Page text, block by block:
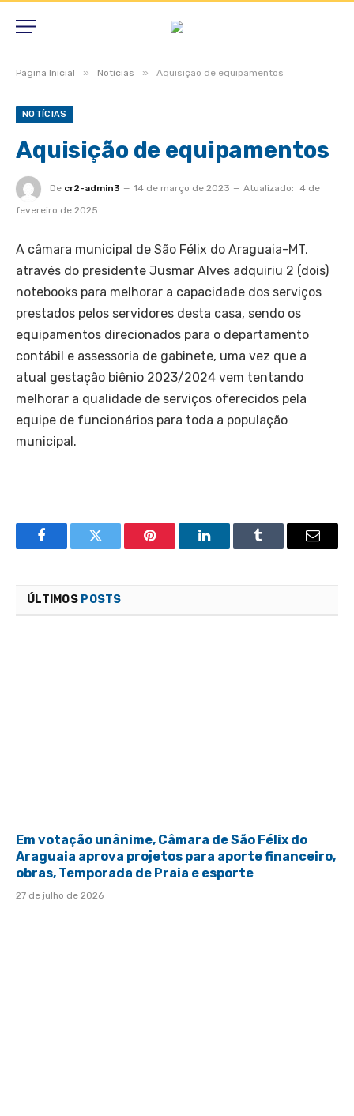
Página Inicial » Notícias » Aquisição de equipamentos
NOTÍCIAS
Aquisição de equipamentos
De cr2-admin3 14 de março de 2023 Atualizado: 4 de
fevereiro de 2025
A câmara municipal de São Félix do Araguaia-MT,
através do presidente Jusmar Alves adquiriu 2 (dois)
notebooks para melhorar a capacidade dos serviços
prestados pelos servidores desta casa, sendo os
equipamentos direcionados para o departamento
contábil e assessoria de gabinete, uma vez que a
atual gestação biênio 2023/2024 vem tentando
melhorar a qualidade de serviços oferecidos pela
equipe de funcionários para toda a população
municipal.
FacebookTwitter Pinterest LinkedInTumblr Email
ÚLTIMOS POSTS
Em votação unânime, Câmara de São Félix do
Araguaia aprova projetos para aporte financeiro,
obras, Temporada de Praia e esporte
27 de julho de 2026